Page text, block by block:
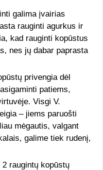
galima įvairias
rauginti agurkus ir
kad rauginti kopūstus
nes jų dabar paprasta
privengia dėl
patiems,
Visgi V.
– jiems paruošti
mėgautis, valgant
galime tiek rudenį,
raugintų kopūstų